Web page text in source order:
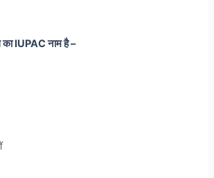
IUPAC नाम है –